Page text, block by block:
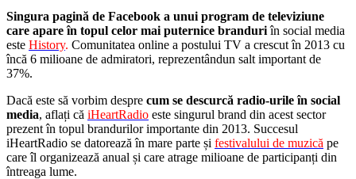
Singura pagină de Facebook a unui program de televiziune
care apare în topul celor mai puternice branduriîn social media
este History. Comunitatea online a postului TV a crescut în 2013 cu
încă 6 milioane de admiratori, reprezentândun salt important de
37%.
Dacă este să vorbim despre cum se descurcă radio-urile în social
media, aflați că iHeartRadio este singurul brand din acest sector
prezent în topul brandurilor importante din 2013. Succesul
iHeartRadio se datorează în mare parte și festivalului de muzică pe
care îl organizează anual și care atrage milioane de participanți din
întreaga lume.